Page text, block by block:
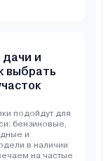
дачи и
выбрать
подойдут для
бензиновые,
и
в наличии
на частые